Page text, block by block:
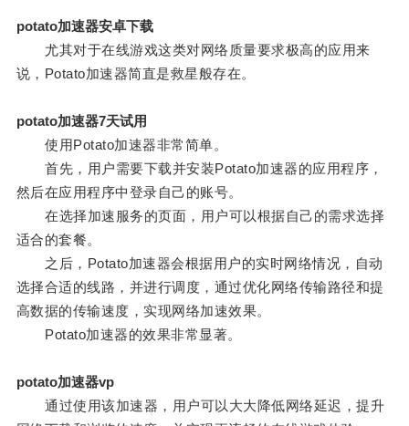
potato加速器安卓下载
尤其对于在线游戏这类对网络质量要求极高的应用来
说，Potato加速器简直是救星般存在。
potato加速器7天试用
使用Potato加速器非常简单。
首先，用户需要下载并安装Potato加速器的应用程序，
然后在应用程序中登录自己的账号。
在选择加速服务的页面，用户可以根据自己的需求选择
适合的套餐。
之后，Potato加速器会根据用户的实时网络情况，自动
选择合适的线路，并进行调度，通过优化网络传输路径和提
高数据的传输速度，实现网络加速效果。
Potato加速器的效果非常显著。
potato加速器vp
通过使用该加速器，用户可以大大降低网络延迟，提升